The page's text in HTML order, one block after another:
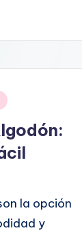
la opción
y